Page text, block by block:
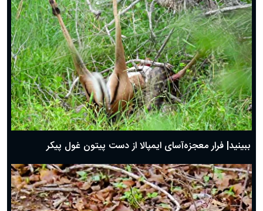
ببینید| فرار معجزه‌آسای ایمپالا از دست پیتون غول پیکر